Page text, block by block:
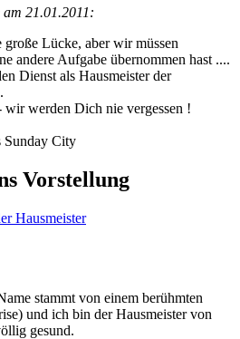
21.01.2011:
Lücke, aber wir müssen
andere Aufgabe übernommen hast ....
Dienst als Hausmeister der
werden Dich nie vergessen !
Sunday City
Vorstellung
stammt von einem berühmten
und ich bin der Hausmeister von
gesund.